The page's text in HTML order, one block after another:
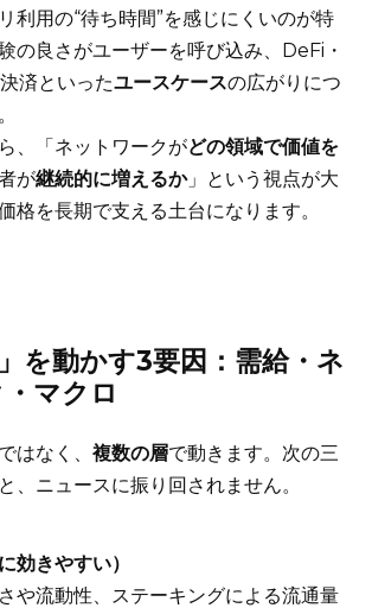
利用の“待ち時間”を感じにくいのが特
の良さがユーザーを呼び込み、DeFi・
済といったユースケースの広がりにつ
、「ネットワークがどの領域で価値を
が継続的に増えるか」という視点が大
格を長期で支える土台になります。
を動かす3要因：需給・ネ
マクロ
はなく、 複数の層で動きます。次の三
、ニュースに振り回されません。
効きやすい）
や流動性、ステーキングによる流通量